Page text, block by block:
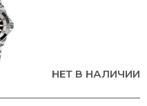
НЕТ В НАЛИЧИИ